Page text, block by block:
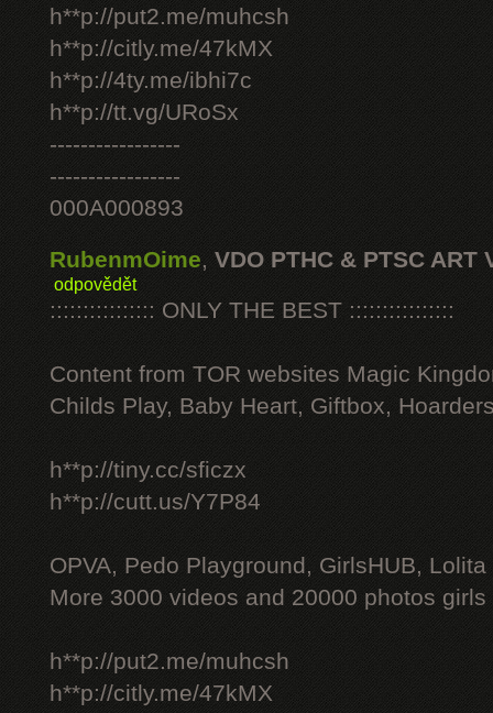
h**p://put2.me/muhcsh
h**p://citly.me/47kMX
h**p://4ty.me/ibhi7c
h**p://tt.vg/URoSx
-----------------
-----------------
000A000893
RubenmOime, VDO PTHC & PTSC ART
odpovědět
:::::::::::::::: ONLY THE BEST ::::::::::::::::
Content from TOR websites Magic
Childs Play, Baby Heart, Giftbox,
h**p://tiny.cc/sficzx
h**p://cutt.us/Y7P84
OPVA, Pedo Playground, GirlsHUB, Lolita
More 3000 videos and 20000 photos
h**p://put2.me/muhcsh
h**p://citly.me/47kMX